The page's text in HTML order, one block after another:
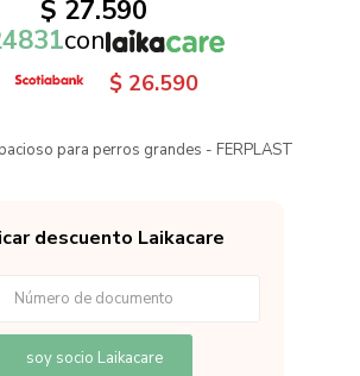
$ 27.590
con
$ 26.590
para perros grandes - FERPLAST
descuento Laikacare
soy socio Laikacare